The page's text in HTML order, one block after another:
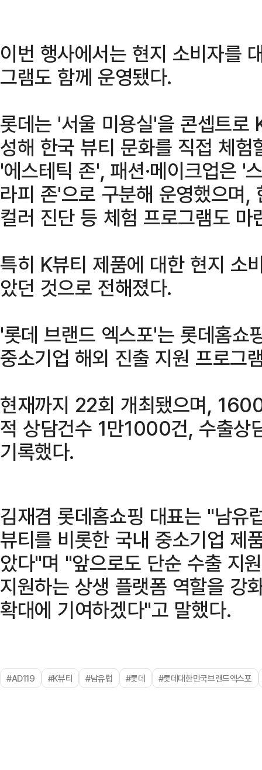
이번 행사에서는 현지 소비자를
그램도 함께 운영됐다.
롯데는 '서울 미용실'을 콘셉트로
성해 한국 뷰티 문화를 직접 체
'에스테틱 존', 패션·메이크업은 '
라피 존'으로 구분해 운영했으며,
컬러 진단 등 체험 프로그램도 마
특히 K뷰티 제품에 대한 현지 소
았던 것으로 전해졌다.
'롯데 브랜드 엑스포'는 롯데홈
중소기업 해외 진출 지원 프로그
현재까지 22회 개최됐으며,
적 상담건수 1만1000건, 수출상
기록했다.
김재겸 롯데홈쇼핑 대표는 "남유
뷰티를 비롯한 국내 중소기업 제
았다"며 "앞으로도 단순 수출 지
지원하는 상생 플랫폼 역할을 강
확대에 기여하겠다"고 말했다.
#AD119 #K뷰티 #남유럽 #롯데 #롯데대한민국브랜드엑스포